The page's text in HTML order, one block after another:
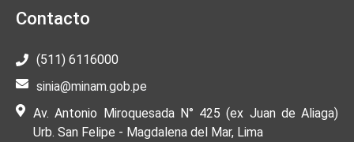
Contacto
(511) 6116000
sinia@minam.gob.pe
Av. Antonio Miroquesada N° 425 (ex Juan de Aliaga)
Urb. San Felipe - Magdalena del Mar, Lima